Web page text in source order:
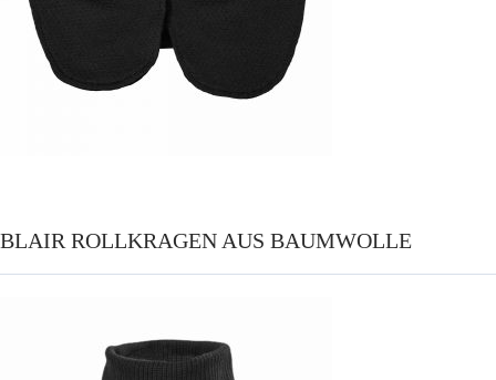
BLAIR ROLLKRAGEN AUS BAUMWOLLE